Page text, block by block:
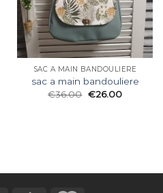
SAC A MAIN BANDOULIERE
sac a main bandouliere
€36.00 €26.00